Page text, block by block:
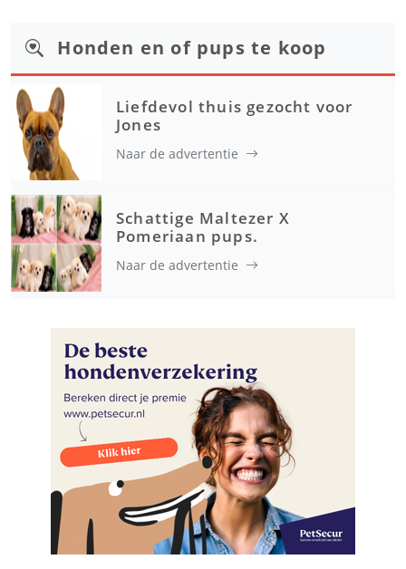
Honden en of pups te koop
Liefdevol thuis gezocht voor
Jones
Naar de advertentie
Schattige Maltezer X
Pomeriaan pups.
Naar de advertentie